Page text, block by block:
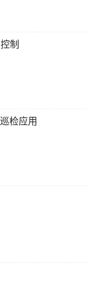
制
检应用